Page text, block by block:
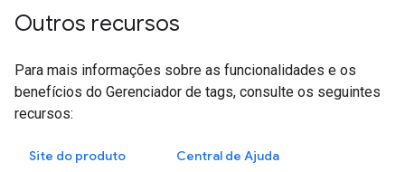
Outros recursos
Para mais informações sobre as funcionalidades e os
benefícios do Gerenciador de tags, consulte os seguintes
recursos:
Site do produto
Central de Ajuda